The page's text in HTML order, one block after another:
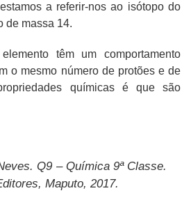
a referir-nos ao isótopo do
de massa 14.
têm um comportamento
o mesmo número de protões e de
químicas é que são
Q9 – Química 9ª Classe.
Maputo, 2017.